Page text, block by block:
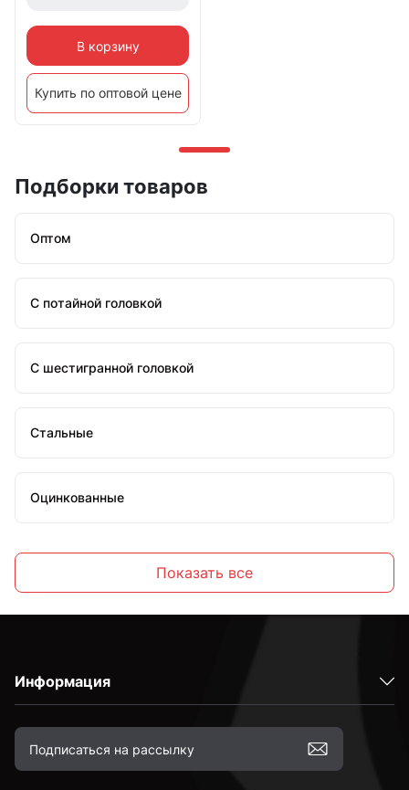
В корзину
Купить по оптовой цене
Подборки товаров
Оптом
С потайной головкой
С шестигранной головкой
Стальные
Оцинкованные
С неполной резьбой
к.п. 4,8
Показать все
Информация